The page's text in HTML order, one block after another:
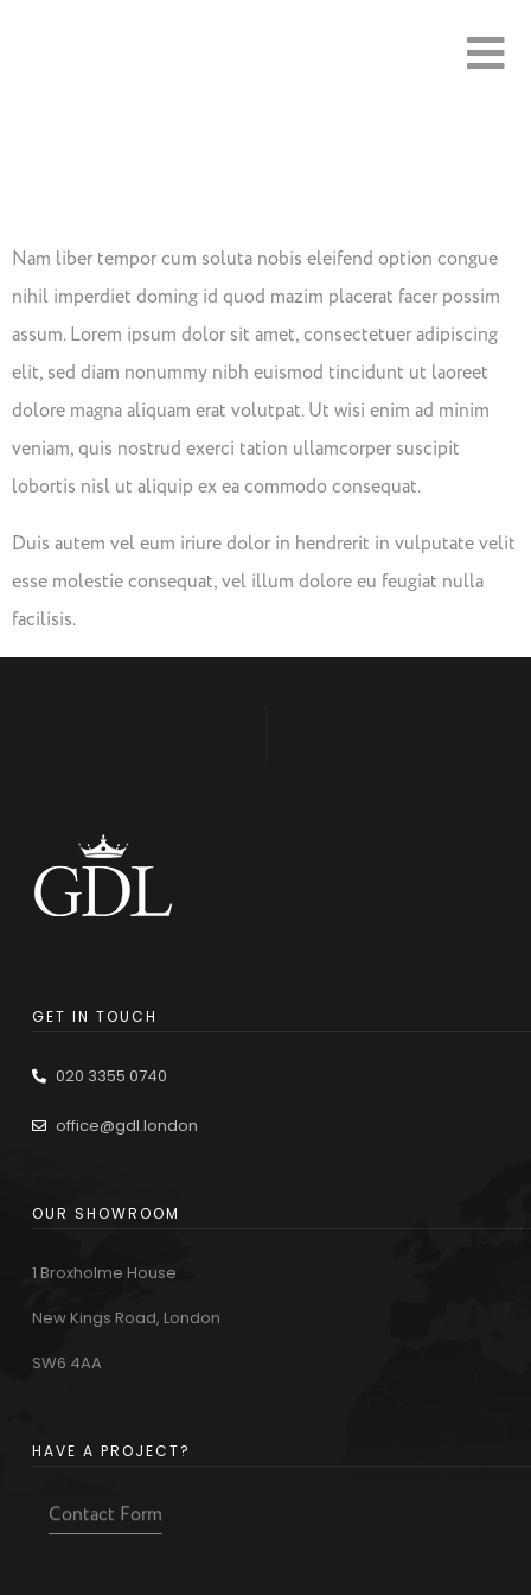
Nam liber tempor cum soluta nobis eleifend option congue
nihil imperdiet doming id quod mazim placerat facer possim
assum. Lorem ipsum dolor sit amet, consectetuer adipiscing
elit, sed diam nonummy nibh euismod tincidunt ut laoreet
dolore magna aliquam erat volutpat. Ut wisi enim ad minim
veniam, quis nostrud exerci tation ullamcorper suscipit
lobortis nisl ut aliquip ex ea commodo consequat.
Duis autem vel eum iriure dolor in hendrerit in vulputate velit
esse molestie consequat, vel illum dolore eu feugiat nulla
facilisis.
GET IN TOUCH
020 3355 0740
office@gdl.london
OUR SHOWROOM
1 Broxholme House
New Kings Road, London
SW6 4AA
HAVE A PROJECT?
Contact Form